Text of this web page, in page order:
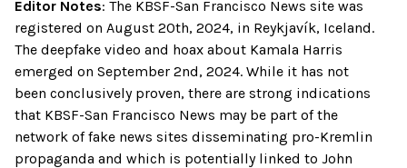
Editor Notes: The KBSF-San Francisco News site was
registered on August 20th, 2024, in Reykjavík, Iceland.
The deepfake video and hoax about Kamala Harris
emerged on September 2nd, 2024. While it has not
been conclusively proven, there are strong indications
that KBSF-San Francisco News may be part of the
network of fake news sites disseminating pro-Kremlin
propaganda and which is potentially linked to John